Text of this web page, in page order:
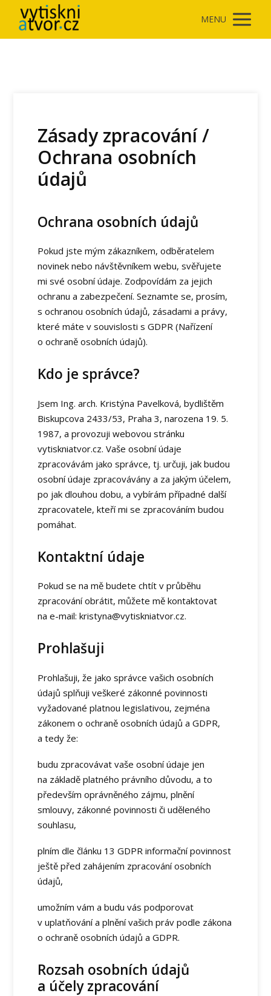
MENU
Zásady zpracování /
Ochrana osobních
údajů
Ochrana osobních údajů
Pokud jste mým zákazníkem, odběratelem
novinek nebo návštěvníkem webu, svěřujete
mi své osobní údaje. Zodpovídám za jejich
ochranu a zabezpečení. Seznamte se, prosím,
s ochranou osobních údajů, zásadami a právy,
které máte v souvislosti s GDPR (Nařízení
o ochraně osobních údajů).
Kdo je správce?
Jsem Ing. arch. Kristýna Pavelková, bydlištěm
Biskupcova 2433/53, Praha 3, narozena 19. 5.
1987, a provozuji webovou stránku
vytiskniatvor.cz. Vaše osobní údaje
zpracovávám jako správce, tj. určuji, jak budou
osobní údaje zpracovávány a za jakým účelem,
po jak dlouhou dobu, a vybírám případné další
zpracovatele, kteří mi se zpracováním budou
pomáhat.
Kontaktní údaje
Pokud se na mě budete chtít v průběhu
zpracování obrátit, můžete mě kontaktovat
na e-mail: kristyna@vytiskniatvor.cz.
Prohlašuji
Prohlašuji, že jako správce vašich osobních
údajů splňuji veškeré zákonné povinnosti
vyžadované platnou legislativou, zejména
zákonem o ochraně osobních údajů a GDPR,
a tedy že:
budu zpracovávat vaše osobní údaje jen
na základě platného právního důvodu, a to
především oprávněného zájmu, plnění
smlouvy, zákonné povinnosti či uděleného
souhlasu,
plním dle článku 13 GDPR informační povinnost
ještě před zahájením zpracování osobních
údajů,
umožním vám a budu vás podporovat
v uplatňování a plnění vašich práv podle zákona
o ochraně osobních údajů a GDPR.
Rozsah osobních údajů
a účely zpracování